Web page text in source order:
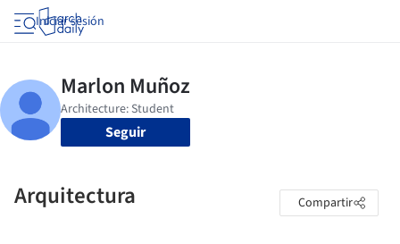
Iniciar sesión
Seguir
Arquitectura Compartir